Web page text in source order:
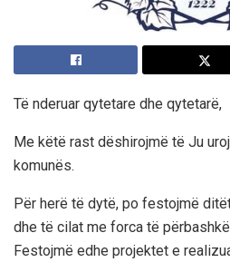
Të nderuar qytetare dhe qytetarë,
Me këtë rast dëshirojmë të Ju
komunës.
Për herë të dytë, po festojmë
dhe të cilat me forca të
Festojmë edhe projektet e